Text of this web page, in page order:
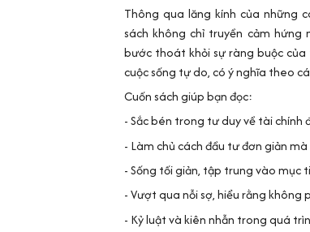
Thông qua lăng kính của những
sách không chỉ truyền cảm
bước thoát khỏi sự ràng buộc
cuộc sống tự do, có ý nghĩa theo
Cuốn sách giúp bạn đọc:
- Sắc bén trong tư duy về tài chính
- Làm chủ cách đầu tư đơn giản
- Sống tối giản, tập trung vào mục
- Vượt qua nỗi sợ, hiểu rằng
- Kỷ luật và kiên nhẫn trong quá